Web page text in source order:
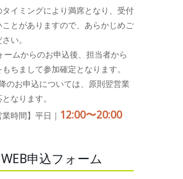
タイミングにより満席となり、受付
ことがありますので、あらかじめご
い。
ームからのお申込後、担当者から
ちまして参加確定となります。
のお申込については、原則翌営業
なります。
業時間】平日｜ 12:00〜20:00
WEB申込フォーム